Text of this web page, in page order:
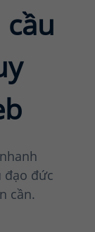
đạo đức
cần.